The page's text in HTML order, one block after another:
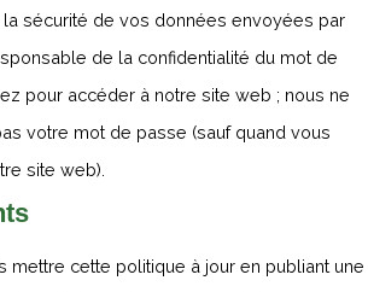
sécurité de vos données envoyées par
de la confidentialité du mot de
pour accéder à notre site web ; nous ne
votre mot de passe (sauf quand vous
site web).
mettre cette politique à jour en publiant une